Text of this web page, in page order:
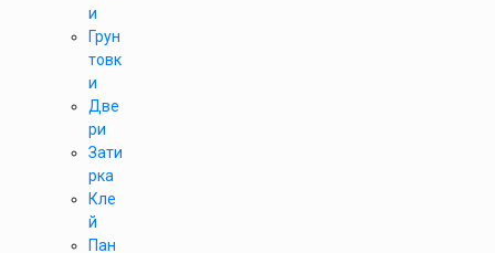
и
Грун
товк
и
Две
ри
Зати
рка
Кле
й
Пан